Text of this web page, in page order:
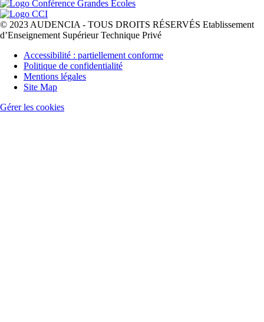
© 2023 AUDENCIA - TOUS DROITS RÉSERVÉS Etablissement
d’Enseignement Supérieur Technique Privé
Pied
page
Accessibilité : partiellement conforme
Politique de confidentialité
Mentions légales
Site Map
Gérer les cookies